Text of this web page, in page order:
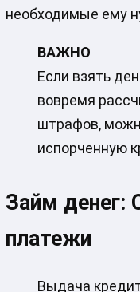
необходимые ему
ВАЖНО
Если взять
вовремя
штрафов,
испорченную
Займ денег:
платежи
Выдача